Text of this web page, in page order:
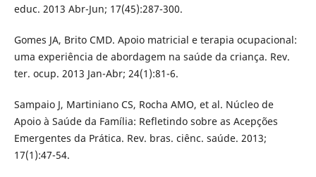
educ. 2013 Abr-Jun; 17(45):287-300.
Gomes JA, Brito CMD. Apoio matricial e terapia ocupacional:
uma experiência de abordagem na saúde da criança. Rev.
ter. ocup. 2013 Jan-Abr; 24(1):81-6.
Sampaio J, Martiniano CS, Rocha AMO, et al. Núcleo de
Apoio à Saúde da Família: Refletindo sobre as Acepções
Emergentes da Prática. Rev. bras. ciênc. saúde. 2013;
17(1):47-54.